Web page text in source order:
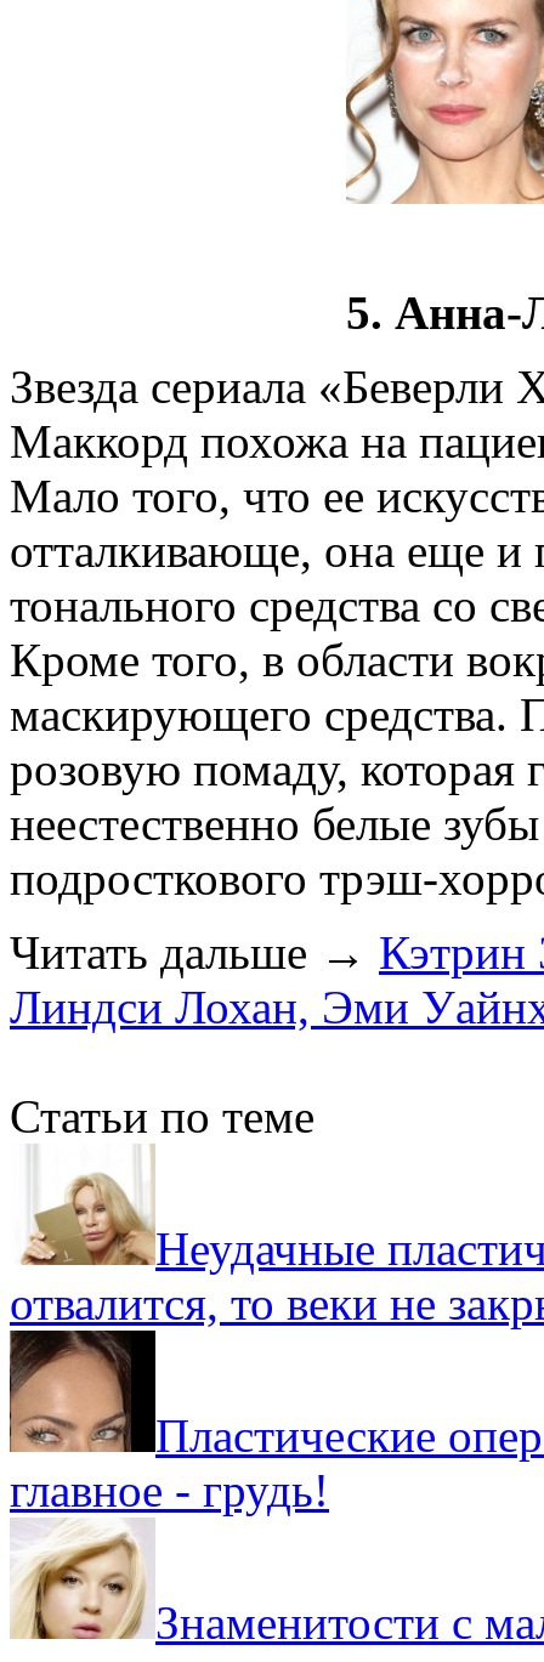
5. Анна-
Звезда сериала
Маккорд похожа на
Мало того, что ее
отталкивающе, она еще
тонального средства со
Кроме того, в области
маскирующего средства.
розовую помаду, которая
неестественно белые
подросткового трэш-
Читать дальше → Кэтрин
Линдси Лохан, Эми
Статьи по теме
Неудачные
отвалится, то веки не
Пластические
главное - грудь!
Знаменитости с